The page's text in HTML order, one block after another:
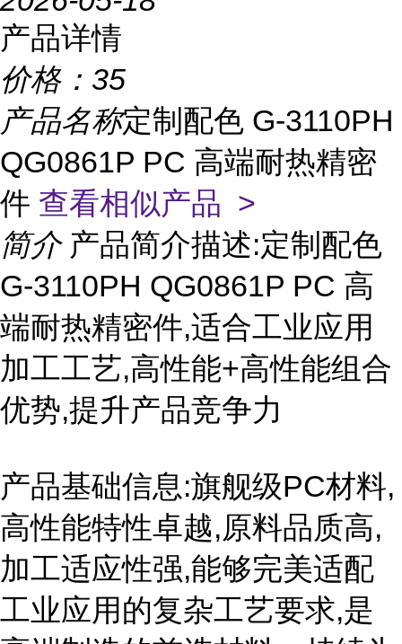
产品详情
价格： 35
产品名称定制配色 G-3110PH
QG0861P PC 高端耐热精密
件 查看相似产品 >
简介 产品简介描述:定制配色
G-3110PH QG0861P PC 高
端耐热精密件,适合工业应用
加工工艺,高性能+高性能组合
优势,提升产品竞争力
产品基础信息:旗舰级PC材料,
高性能特性卓越,原料品质高,
加工适应性强,能够完美适配
工业应用的复杂工艺要求,是